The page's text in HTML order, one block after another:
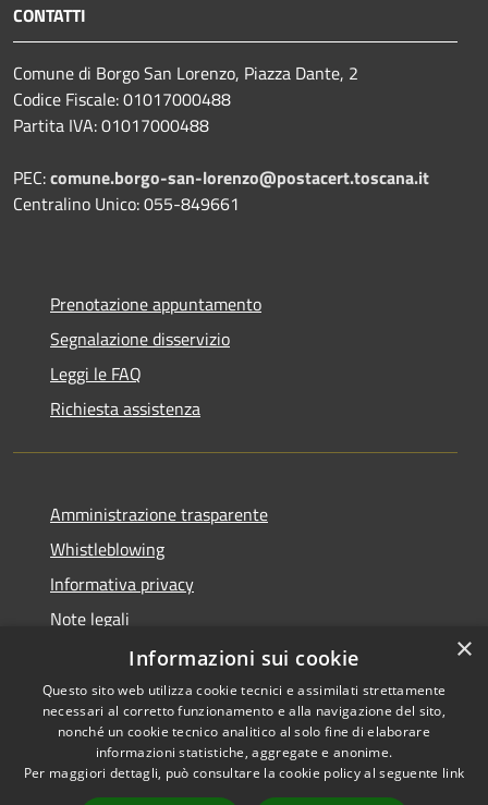
CONTATTI
Comune di Borgo San Lorenzo, Piazza Dante, 2
Codice Fiscale: 01017000488
Partita IVA: 01017000488
PEC:comune.borgo-san-lorenzo@postacert.toscana.it
Centralino Unico: 055-849661
Prenotazione appuntamento
Segnalazione disservizio
Leggi le FAQ
Richiesta assistenza
Amministrazione trasparente
Whistleblowing
Informativa privacy
Note legali
Dichiarazione di accessibilità
RSS
Accessibilità
Copyright © 2026 • Comune di
Borgo San Lorenzo • Powered
×
Informazioni sui cookie
Questo sito web utilizza cookie tecnici e assimilati strettamente
necessari al corretto funzionamento e alla navigazione del sito,
nonché un cookie tecnico analitico al solo fine di elaborare
informazioni statistiche, aggregate e anonime.
Per maggiori dettagli, può consultare la cookie policy al seguente link